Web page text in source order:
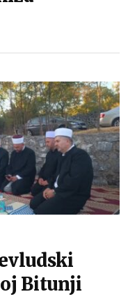
Bitunji